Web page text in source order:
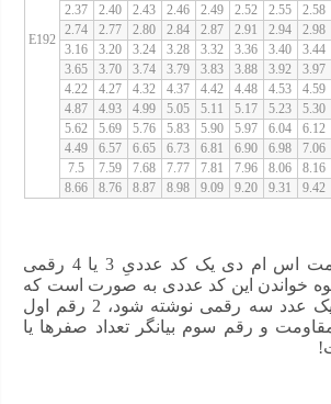
E192
2.58
2.55
2.52
2.49
2.46
2.43
2.40
2.37
2.98
2.94
2.91
2.87
2.84
2.80
2.77
2.74
3.44
3.40
3.36
3.32
3.28
3.24
3.20
3.16
3.97
3.92
3.88
3.83
3.79
3.74
3.70
3.65
4.59
4.53
4.48
4.42
4.37
4.32
4.27
4.22
5.30
5.23
5.17
5.11
5.05
4.99
4.93
4.87
6.12
6.04
5.97
5.90
5.83
5.76
5.69
5.62
7.06
6.98
6.90
6.81
6.73
6.65
6.57
4.49
8.16
8.06
7.96
7.81
7.77
7.68
7.59
7.5
9.42
9.31
9.20
9.09
8.98
8.87
8.76
8.66
روی همه هر مقاومت اس ام دی یک کد عددیِ 3 یا 4 رقمی
خواندن این کد عددی به صورت است که
اگر روی مقاومت یک عدد سه رقمی نوشته شود، 2 رقم اول
و رقم سوم بیانگر تعداد صفرها یا